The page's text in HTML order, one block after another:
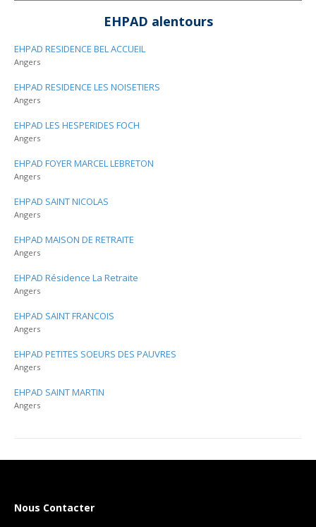
EHPAD alentours
EHPAD RESIDENCE BEL ACCUEIL
Angers
EHPAD RESIDENCE LES NOISETIERS
Angers
EHPAD LES HESPERIDES FOCH
Angers
EHPAD FOYER MARCEL LEBRETON
Angers
EHPAD SAINT NICOLAS
Angers
EHPAD MAISON DE RETRAITE
Angers
EHPAD Résidence La Retraite
Angers
EHPAD SAINT FRANCOIS
Angers
EHPAD PETITES SOEURS DES PAUVRES
Angers
EHPAD SAINT MARTIN
Angers
Nous Contacter